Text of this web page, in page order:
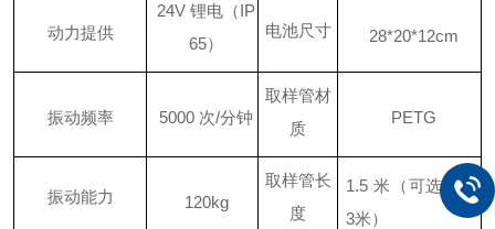
动力提供
24V 锂电（IP
65）
电池尺寸 28*20*12cm
振动频率 5000 次/分钟
取样管材
质
PETG
振动能力 120kg
取样管长
度
1.5 米（可选配1-
3米）